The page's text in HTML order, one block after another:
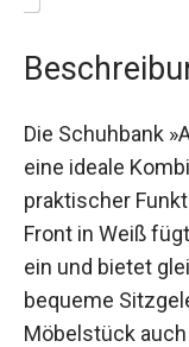
Die Schuhbank
eine ideale
praktischer
Front in Weiß
ein und bietet
bequeme
Möbelstück